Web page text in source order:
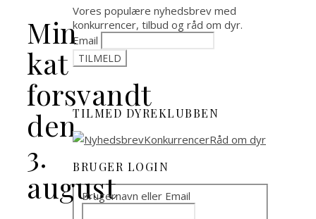
Min
kat
forsvandt
den
3.
august
Vores populære nyhedsbrev med
konkurrencer, tilbud og råd om dyr.
Email
TILMED DYREKLUBBEN
BRUGER LOGIN
Brugernavn eller Email